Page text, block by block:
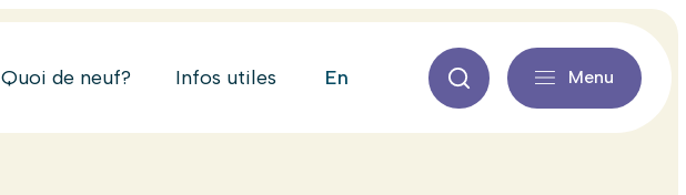
Quoi de neuf? Infos utiles en Menu